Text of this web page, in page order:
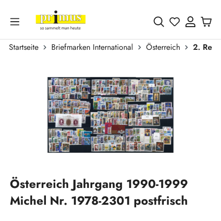
Zum Hauptinhalt springen
Du hast 0
Startseite Briefmarken International Österreich
2.
Österreich Jahrgang 1990-1999
Michel Nr. 1978-2301 postfrisch